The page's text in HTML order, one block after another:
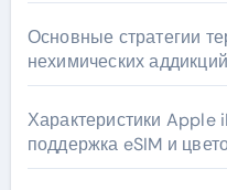
Основные стратегии
нехимических аддикций
Характеристики Apple
поддержка eSIM и